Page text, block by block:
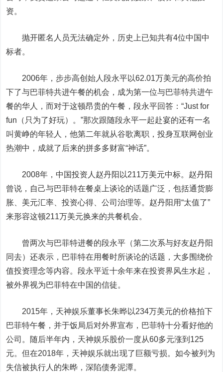
资。
抛开匿名人员无法确定外，历史上已知共有4位中国中
标者。
2006年， 步步高创始人段永平以62.01万美元的高价拍
下了与巴菲特共进午餐的机会，成为第一位与巴菲特共进午
餐的华人，而对于这顿昂贵的午餐，段永平回答：“Just for
fun（只为了好玩）。”那次跟随段永平一起赴宴的还有一名
叫黄峥的年轻人，他第二年就从谷歌离职，投身互联网创业
热潮中，成就了后来的拼多多财富“神话”。
2008年，中国投资人赵丹阳以211万美元中标。赵丹阳
曾说，自己与巴菲特在餐桌上谈论的话题广泛，包括通货膨
胀、美元汇率、投资心得、公司治理等。赵丹阳用“太值了”
来形容这顿211万美元换来的共餐机会。
曾两次与巴菲特进餐的段永平（第二次系与好友赵丹阳
同去）还表示，巴菲特在用餐时所谈论的话题，大多围绕价
值投资理念等内容。段永平近十余年来在投资界风生水起，
被外界视为巴菲特在中国的信徒。
2015年，天神娱乐董事长朱晔以234万美元的价格拍下
巴菲特午餐，并于饭局后对外界宣布，巴菲特十分看好他的
公司。随后半年内，天神娱乐股价一度从60多元涨到125
元。但在2018年，天神娱乐就出现了巨额亏损。如今被列为
失信被执行人的朱晔，深陷债务泥潭。